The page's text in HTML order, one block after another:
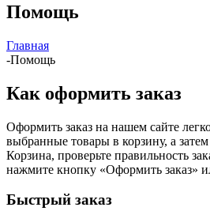
Помощь
Главная
-Помощь
Как оформить заказ
Оформить заказ на нашем сайте
выбранные товары в корзину, а
Корзина, проверьте правильность
нажмите кнопку «Оформить заказ»
Быстрый заказ